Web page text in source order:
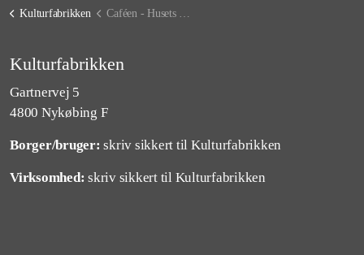
Kulturfabrikken Caféen - Husets hjerte
Kulturfabrikken
Gartnervej 5
4800 Nykøbing F
Borger/bruger: skriv sikkert til Kulturfabrikken
Virksomhed: skriv sikkert til Kulturfabrikken